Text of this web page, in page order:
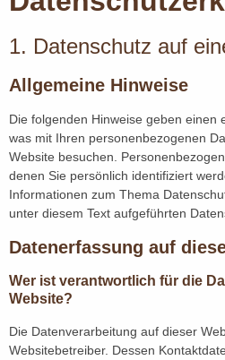
1. Datenschutz auf
Allgemeine Hinweise
Die folgenden Hinweise geben einen
was mit Ihren personenbezogenen
Website besuchen.
denen Sie persönlich identifiziert
Informationen zum Thema
unter diesem Text aufgeführten
Datenerfassung auf
Wer ist verantwortlich für die
Website?
Die Datenverarbeitung auf dieser
Websitebetreiber. Dessen